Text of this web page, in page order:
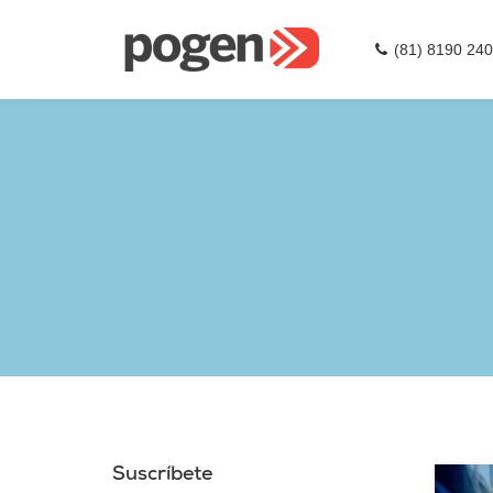
(81) 8190
Suscríbete